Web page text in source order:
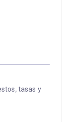
tasas y